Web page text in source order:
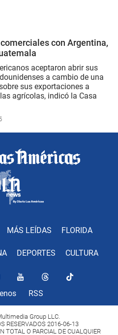
con Argentina,
aceptaron abrir sus
a cambio de una
sus exportaciones a
agrícolas, indicó la Casa
MÁS LEÍDAS FLORIDA
DEPORTES CULTURA
RSS
Group LLC.
RESERVADOS 2016-06-13
TOTAL O PARCIAL DE CUALQUIER